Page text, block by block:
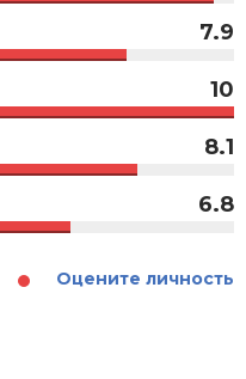
7.9
10
8.1
6.8
Оцените личность